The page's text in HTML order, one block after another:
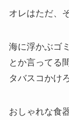
オレはただ、
海に浮かぶゴ
とか言ってる
タバスコかけろ
おしゃれな食